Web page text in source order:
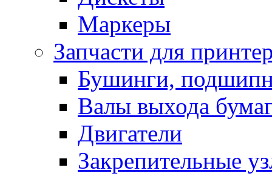
Маркеры
Запчасти для
Бушинги,
Валы выхода
Двигатели
Закрепительные